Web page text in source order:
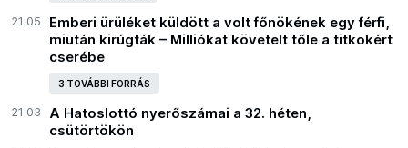
21:05
Emberi ürüléket küldött a volt főnökének egy férfi,
miután kirúgták – Milliókat követelt tőle a titkokért
cserébe
3 TOVÁBBI FORRÁS
21:03
A Hatoslottó nyerőszámai a 32. héten,
csütörtökön